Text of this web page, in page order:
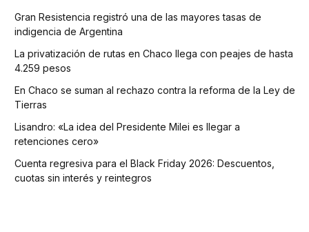
Gran Resistencia registró una de las mayores tasas de
indigencia de Argentina
La privatización de rutas en Chaco llega con peajes de hasta
4.259 pesos
En Chaco se suman al rechazo contra la reforma de la Ley de
Tierras
Lisandro: «La idea del Presidente Milei es llegar a
retenciones cero»
Cuenta regresiva para el Black Friday 2026: Descuentos,
cuotas sin interés y reintegros